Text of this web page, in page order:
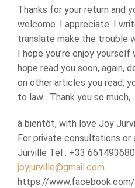
Thanks for your return and
welcome. I appreciate. I
translate make the trouble
I hope you’re enjoy
hope read you soon, again,
on other articles you read,
to law . Thank you so much,
à bientôt, with love Joy
For private consultations
Jurville Tel : +33
joyjurville@gmail.com
https://